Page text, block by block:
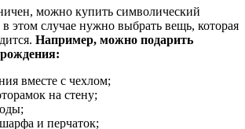
можно купить символический
этом случае нужно выбрать вещь, которая
Например, можно подарить
вместе с чехлом;
на стену;
и перчаток;